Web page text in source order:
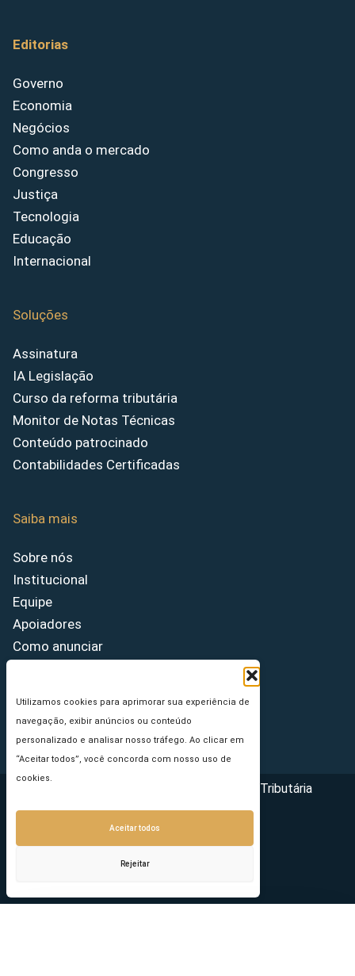
Utilizamos cookies para aprimorar sua experiência de
navegação, exibir anúncios ou conteúdo
personalizado e analisar nosso tráfego. Ao clicar em
“Aceitar todos”, você concorda com nosso uso de
cookies.
Aceitar todos
Rejeitar
Editorias
Governo
Economia
Negócios
Como anda o mercado
Congresso
Justiça
Tecnologia
Educação
Internacional
Soluções
Assinatura
IA Legislação
Curso da reforma tributária
Monitor de Notas Técnicas
Conteúdo patrocinado
Contabilidades Certificadas
Saiba mais
Sobre nós
Institucional
Equipe
Apoiadores
Como anunciar
Princípios Editoriais
Copyright © 2026 - Portal da Reforma Tributária